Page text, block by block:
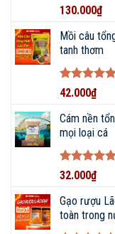
KẾT
Được xếp
5
sao
130.000₫
Mồi câu
tanh thơm
Được xếp
55
sao
42.000₫
Cám nền
mọi loại cá
Được xếp
55
sao
32.000₫
Gạo rượu
toàn trong